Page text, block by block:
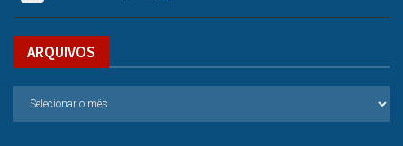
ARQUIVOS